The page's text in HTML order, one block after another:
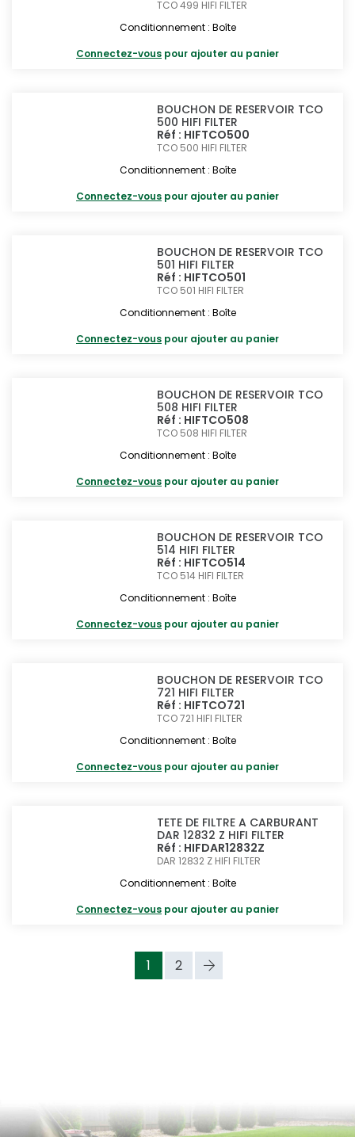
TCO 499 HIFI FILTER
Conditionnement : Boîte
Connectez-vous pour ajouter au panier
BOUCHON DE RESERVOIR TCO
500 HIFI FILTER
Réf : HIFTCO500
TCO 500 HIFI FILTER
Conditionnement : Boîte
Connectez-vous pour ajouter au panier
BOUCHON DE RESERVOIR TCO
501 HIFI FILTER
Réf : HIFTCO501
TCO 501 HIFI FILTER
Conditionnement : Boîte
Connectez-vous pour ajouter au panier
BOUCHON DE RESERVOIR TCO
508 HIFI FILTER
Réf : HIFTCO508
TCO 508 HIFI FILTER
Conditionnement : Boîte
Connectez-vous pour ajouter au panier
BOUCHON DE RESERVOIR TCO
514 HIFI FILTER
Réf : HIFTCO514
TCO 514 HIFI FILTER
Conditionnement : Boîte
Connectez-vous pour ajouter au panier
BOUCHON DE RESERVOIR TCO
721 HIFI FILTER
Réf : HIFTCO721
TCO 721 HIFI FILTER
Conditionnement : Boîte
Connectez-vous pour ajouter au panier
TETE DE FILTRE A CARBURANT
DAR 12832 Z HIFI FILTER
Réf : HIFDAR12832Z
DAR 12832 Z HIFI FILTER
Conditionnement : Boîte
Connectez-vous pour ajouter au panier
1 2